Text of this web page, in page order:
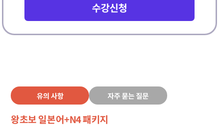
수강신청
유의 사항 자주 묻는 질문
왕초보 일본어+N4 패키지